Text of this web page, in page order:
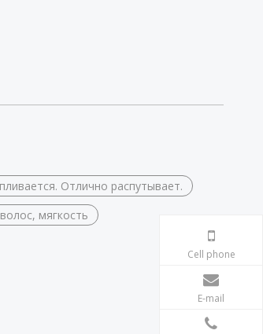
Отлично распутывает.
мягкость
Cell phone
E-mail